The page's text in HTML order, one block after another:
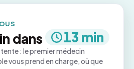
dans 13 min
: le premier médecin
vous prend en charge, où que